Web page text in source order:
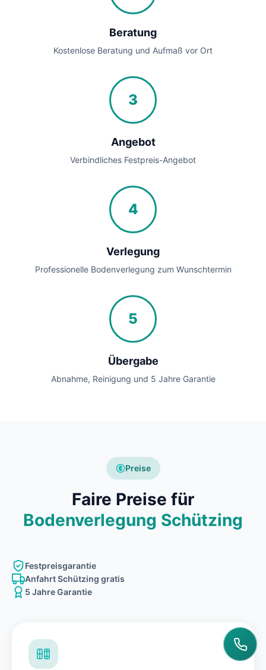
Beratung
Kostenlose Beratung und Aufmaß vor Ort
3
Angebot
Verbindliches Festpreis-Angebot
4
Verlegung
Professionelle Bodenverlegung zum Wunschtermin
5
Übergabe
Abnahme, Reinigung und 5 Jahre Garantie
Preise
Faire Preise für
Bodenverlegung Schützing
Festpreisgarantie
Anfahrt Schützing gratis
5 Jahre Garantie